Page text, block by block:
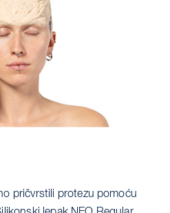
pričvrstili protezu pomoću